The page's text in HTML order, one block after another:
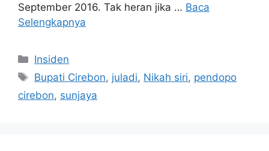
September 2016. Tak heran jika … Baca
Selengkapnya
Kategori
Insiden
Tag
Bupati Cirebon, juladi, Nikah siri, pendopo
cirebon, sunjaya